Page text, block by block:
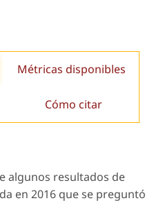
Métricas disponibles
Cómo citar
algunos resultados de
en 2016 que se preguntó